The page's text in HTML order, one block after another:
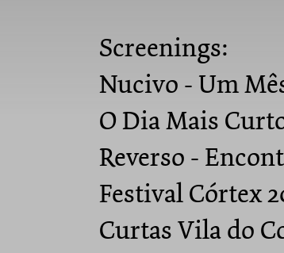
Screenings:
Nucivo - Um
O Dia Mais
Reverso -
Festival Córtex
Curtas Vila do